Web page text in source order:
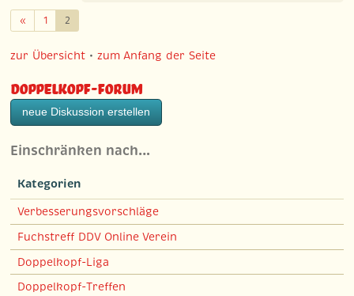
«Zurück
1 2
zur Übersicht •zum Anfang der Seite
Doppelkopf-Forum
neue Diskussion erstellen
Einschränken nach…
Kategorien
Verbesserungsvorschläge
Fuchstreff DDV Online Verein
Doppelkopf-Liga
Doppelkopf-Treffen